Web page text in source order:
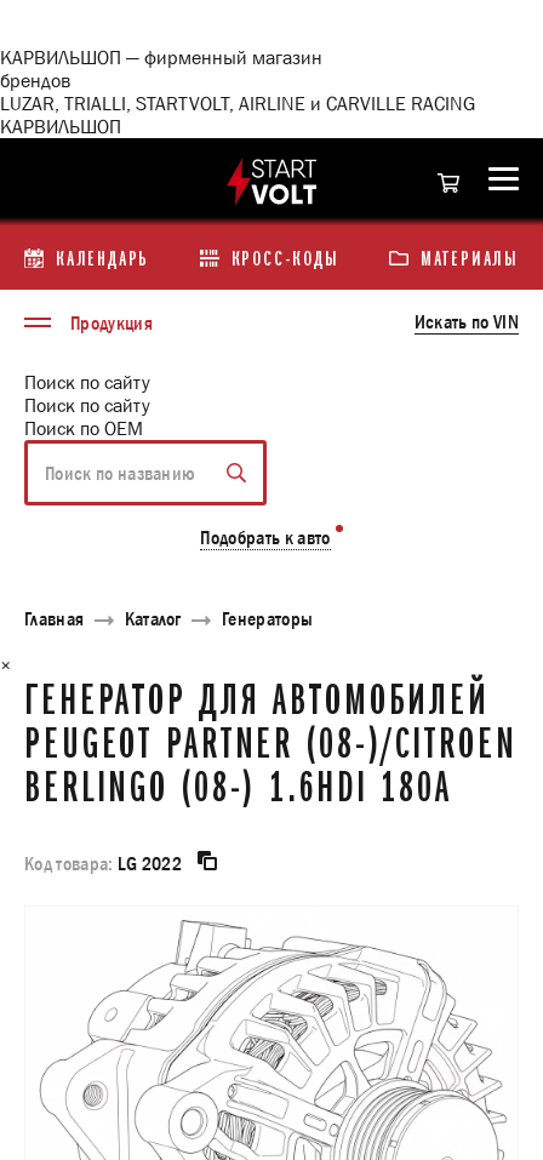
version="1.0"
encoding="utf-
8"?
>
КАРВИЛЬШОП — фирменный магазин
брендов
LUZAR, TRIALLI, STARTVOLT, AIRLINE и CARVILLE RACING
КАРВИЛЬШОП
КАЛЕНДАРЬ КРОСС-КОДЫ МАТЕРИАЛЫ
Продукция
Поиск по сайту
Поиск по сайту
Поиск по ОЕМ
Подобрать к авто
Искать по VIN
Главная Каталог Генераторы
×
ГЕНЕРАТОР ДЛЯ АВТОМОБИЛЕЙ
PEUGEOT PARTNER (08-)/CITROEN
BERLINGO (08-) 1.6HDI 180A
Код товара: LG 2022